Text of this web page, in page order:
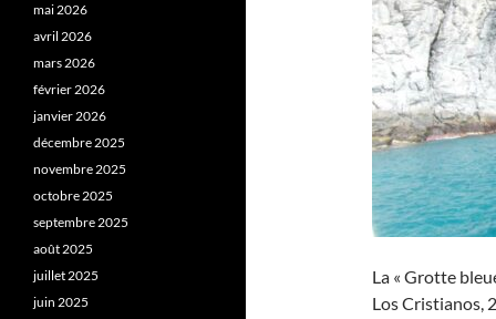
La « Grotte
Los Cristianos,
mai 2026
avril 2026
mars 2026
février 2026
janvier 2026
décembre 2025
novembre 2025
octobre 2025
septembre 2025
août 2025
juillet 2025
juin 2025